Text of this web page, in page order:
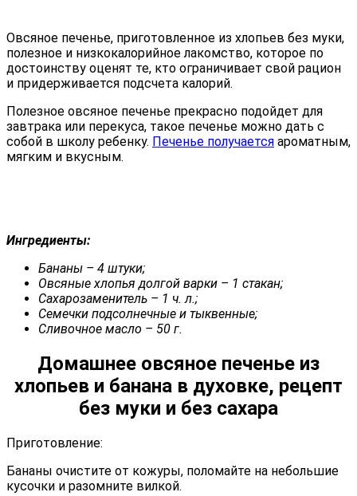
Овсяное печенье, приготовленное из хлопьев без муки,
полезное и низкокалорийное лакомство, которое по
достоинству оценят те, кто ограничивает свой рацион
и придерживается подсчета калорий.
Полезное овсяное печенье прекрасно подойдет для
завтрака или перекуса, такое печенье можно дать с
собой в школу ребенку. Печенье получается ароматным,
мягким и вкусным.
Ингредиенты:
Бананы – 4 штуки;
Овсяные хлопья долгой варки – 1 стакан;
Сахарозаменитель – 1 ч. л.;
Семечки подсолнечные и тыквенные;
Сливочное масло – 50 г.
Домашнее овсяное печенье из
хлопьев и банана в духовке, рецепт
без муки и без сахара
Приготовление:
Бананы очистите от кожуры, поломайте на небольшие
кусочки и разомните вилкой.